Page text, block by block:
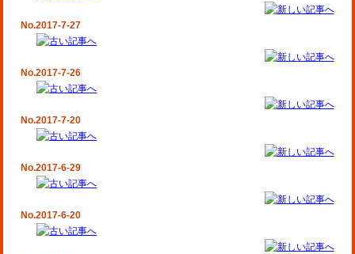
No.2017-7-27
No.2017-7-26
No.2017-7-20
No.2017-6-29
No.2017-6-20